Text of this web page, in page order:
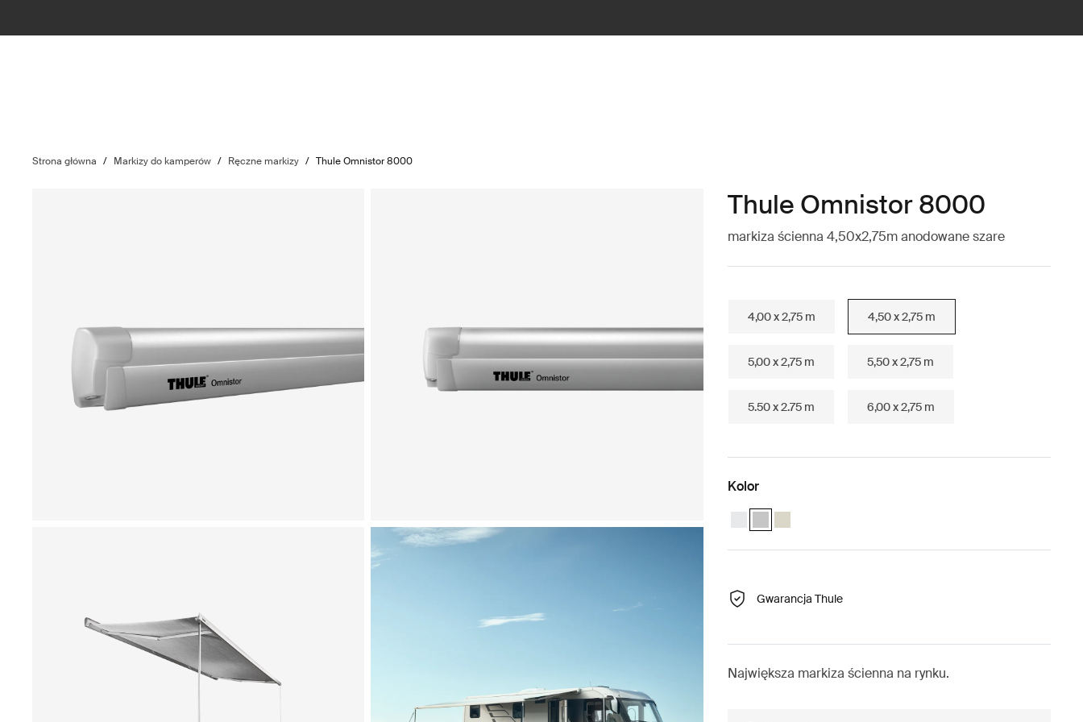
Strona główna / Markizy do kamperów / Ręczne markizy / Thule Omnistor 8000
Thule Omnistor 8000
markiza ścienna 4,50x2,75m anodowane szare
4,00 x 2,75 m 4,50 x 2,75 m
5,00 x 2,75 m 5,50 x 2,75 m
5.50 x 2.75 m 6,00 x 2,75 m
Kolor
Thule Omnistor 8000 (4.50x2.75) Biały
Thule Omnistor 8000 (4.50x2.75) Anodowany (selected)
Thule Omnistor 8000 (4.50x2.75) Krem
Gwarancja Thule
Największa markiza ścienna na rynku.